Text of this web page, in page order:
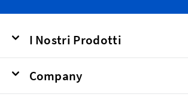
I Nostri Prodotti
Company